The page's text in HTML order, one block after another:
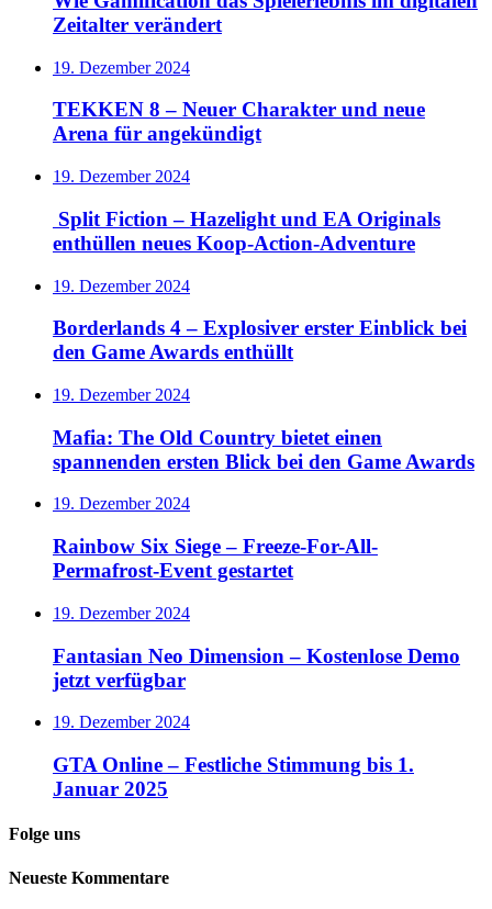
Zeitalter verändert
19. Dezember 2024
TEKKEN 8 – Neuer Charakter und neue
Arena für angekündigt
19. Dezember 2024
Split Fiction – Hazelight und EA Originals
enthüllen neues Koop-Action-Adventure
19. Dezember 2024
Borderlands 4 – Explosiver erster Einblick bei
den Game Awards enthüllt
19. Dezember 2024
Mafia: The Old Country bietet einen
spannenden ersten Blick bei den Game Awards
19. Dezember 2024
Rainbow Six Siege – Freeze-For-All-
Permafrost-Event gestartet
19. Dezember 2024
Fantasian Neo Dimension – Kostenlose Demo
jetzt verfügbar
19. Dezember 2024
GTA Online – Festliche Stimmung bis 1.
Januar 2025
Folge uns
Neueste Kommentare